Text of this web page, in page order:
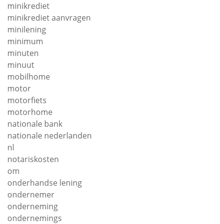
minikrediet
minikrediet aanvragen
minilening
minimum
minuten
minuut
mobilhome
motor
motorfiets
motorhome
nationale bank
nationale nederlanden
nl
notariskosten
om
onderhandse lening
ondernemer
onderneming
ondernemings